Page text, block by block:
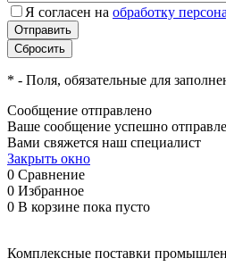
Я согласен на обработку
* - Поля, обязательные для
Сообщение отправлено
Ваше сообщение успешно
Вами свяжется наш специалист
Закрыть окно
0 Сравнение
0 Избранное
0 В корзине пока пусто
Комплексные поставки